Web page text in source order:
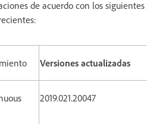
de acuerdo con los siguientes
Versiones actualizadas
2019.021.20047